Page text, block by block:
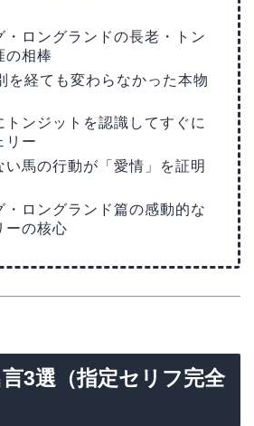
・ロングランドの長老・トン
の相棒
を経ても変わらなかった本物
トンジットを認識してすぐに
リー
い馬の行動が「愛情」を証明
・ロングランド篇の感動的な
ーの核心
3選（指定セリフ完全